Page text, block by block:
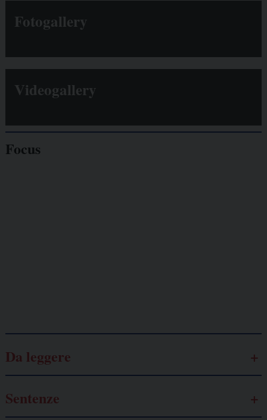
Fotogallery
Videogallery
Focus
Da leggere
Sentenze